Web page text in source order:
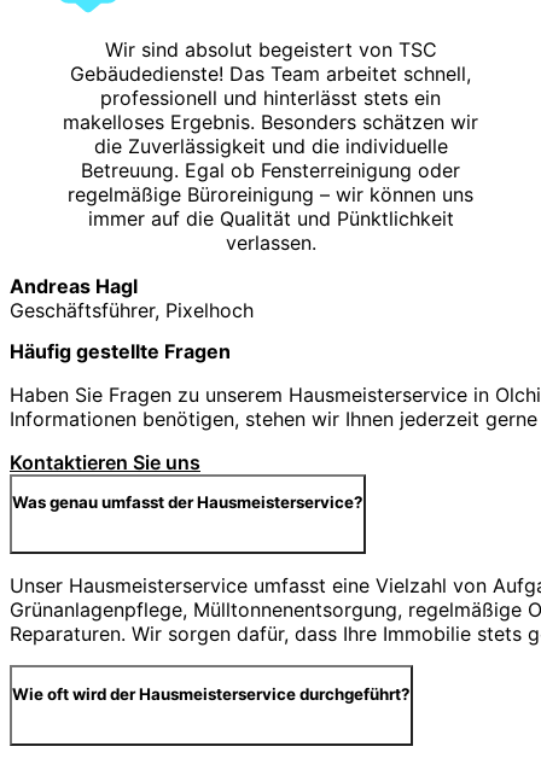
Wir sind absolut begeistert von TSC
Gebäudedienste! Das Team arbeitet schnell,
professionell und hinterlässt stets ein
makelloses Ergebnis. Besonders schätzen wir
die Zuverlässigkeit und die individuelle
Betreuung. Egal ob Fensterreinigung oder
regelmäßige Büroreinigung – wir können uns
immer auf die Qualität und Pünktlichkeit
verlassen.
Andreas Hagl
Geschäftsführer, Pixelhoch
Häufig gestellte Fragen
Haben Sie Fragen zu unserem Hausmeisterservice in
Informationen benötigen, stehen wir Ihnen jederzeit
Kontaktieren Sie uns
Was genau umfasst der Hausmeisterservice?
Unser Hausmeisterservice umfasst eine Vielzahl von
Grünanlagenpflege, Mülltonnenentsorgung, regelmäßige
Reparaturen. Wir sorgen dafür, dass Ihre Immobilie stets
Wie oft wird der Hausmeisterservice durchgeführt?